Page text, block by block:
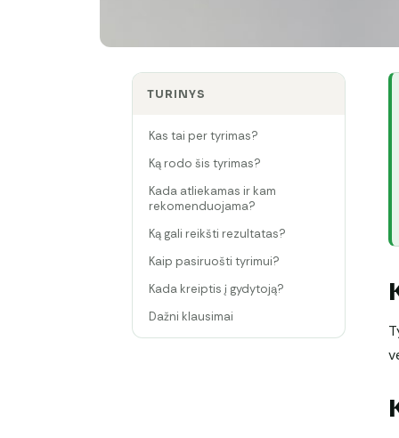
TURINYS
Kas tai per tyrimas?
Ką rodo šis tyrimas?
Kada atliekamas ir kam
rekomenduojama?
Ką gali reikšti rezultatas?
Kaip pasiruošti tyrimui?
Kada kreiptis į gydytoją?
Dažni klausimai